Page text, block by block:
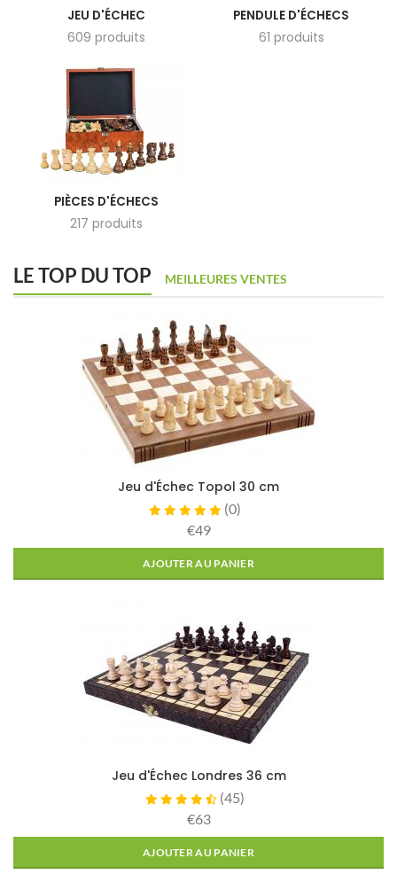
JEU D'ÉCHEC
609 produits
PENDULE D'ÉCHECS
61 produits
PIÈCES D'ÉCHECS
217 produits
LE TOP DU TOP MEILLEURES VENTES
Jeu d'Échec Topol 30 cm
(0)
€49
AJOUTER AU PANIER
Jeu d'Échec Londres 36 cm
(45)
€63
AJOUTER AU PANIER